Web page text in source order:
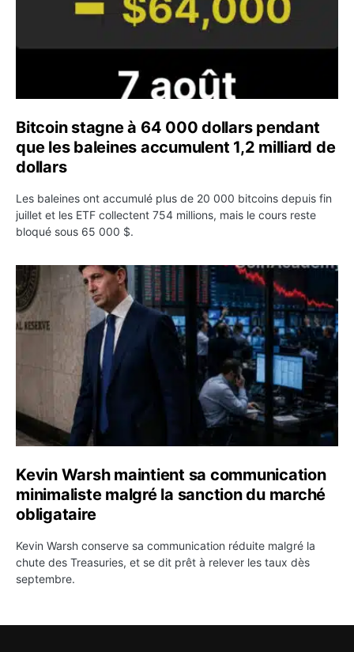
Bitcoin stagne à 64 000 dollars pendant
que les baleines accumulent 1,2 milliard de
dollars
Les baleines ont accumulé plus de 20 000 bitcoins depuis fin
juillet et les ETF collectent 754 millions, mais le cours reste
bloqué sous 65 000 $.
Kevin Warsh maintient sa communication minimaliste
Kevin Warsh maintient sa communication
minimaliste malgré la sanction du marché
obligataire
Kevin Warsh conserve sa communication réduite malgré la
chute des Treasuries, et se dit prêt à relever les taux dès
septembre.